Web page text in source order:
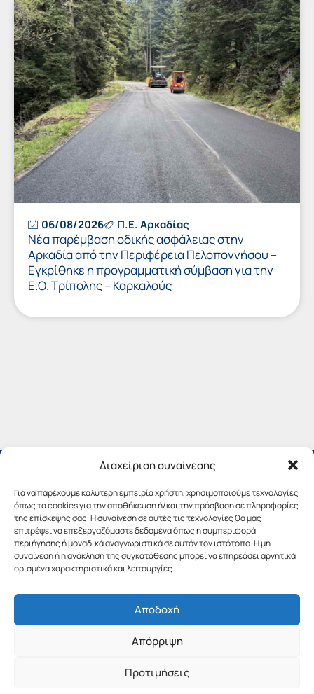
Διαχείριση συναίνεσης
Για να παρέχουμε καλύτερη εμπειρία χρήστη, χρησιμοποιούμε τεχνολογίες
όπως τα cookies για την αποθήκευση ή/και την πρόσβαση σε πληροφορίες
της επίσκεψης σας. Η συναίνεση σε αυτές τις τεχνολογίες θα μας
επιτρέψει να επεξεργαζόμαστε δεδομένα όπως η συμπεριφορά
περιήγησης ή μοναδικά αναγνωριστικά σε αυτόν τον ιστότοπο. Η μη
συναίνεση ή η ανάκληση της συγκατάθεσης μπορεί να επηρεάσει αρνητικά
ορισμένα χαρακτηριστικά και λειτουργίες.
Αποδοχή
Απόρριψη
Προτιμήσεις
06/08/2026 Π.Ε. Αρκαδίας
Νέα παρέμβαση οδικής ασφάλειας στην
Αρκαδία από την Περιφέρεια Πελοποννήσου –
Εγκρίθηκε η προγραμματική σύμβαση για την
Ε.Ο. Τρίπολης – Καρκαλούς
Copyright © 2019 Περιφέρεια Πελοποννήσου.
Σχεδιασμός & Υλοποίηση από την